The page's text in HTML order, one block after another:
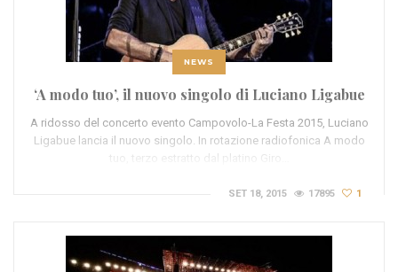
NEWS
‘A modo tuo’, il nuovo singolo di Luciano Ligabue
A ridosso del concerto evento Campovolo-La Festa 2015, Luciano
Ligabue lancia il nuovo singolo. In rotazione radiofonica A modo
tuo, terzo estratto dal platino Giro…
SET 18, 2015 17895 1